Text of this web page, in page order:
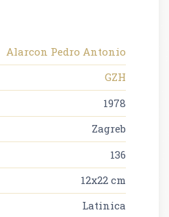
Alarcon Pedro Antonio
GZH
1978
Zagreb
136
12x22 cm
Latinica